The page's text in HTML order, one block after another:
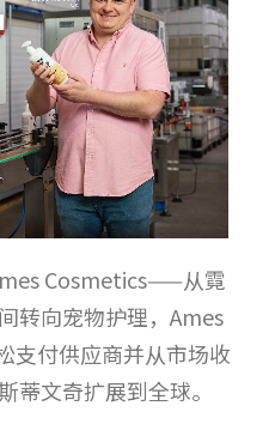
Cosmetics——从霓
转向宠物护理，Ames
支付供应商并从市场收
蒂文奇扩展到全球。